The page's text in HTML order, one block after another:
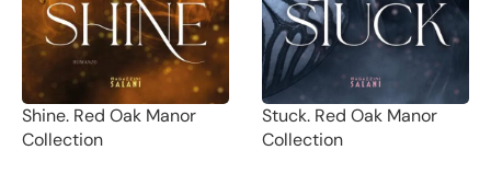
Shine. Red Oak Manor
Collection
Stuck. Red Oak Manor
Collection